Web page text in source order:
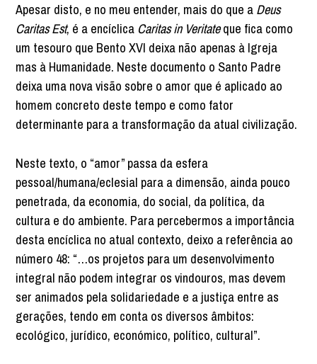
Apesar disto, e no meu entender, mais do que a Deus
Caritas Est, é a encíclica Caritas in Veritateque fica como
um tesouro que Bento XVI deixa não apenas à Igreja
mas à Humanidade. Neste documento o Santo Padre
deixa uma nova visão sobre o amor que é aplicado ao
homem concreto deste tempo e como fator
determinante para a transformação da atual civilização.
Neste texto, o “amor” passa da esfera
pessoal/humana/eclesial para a dimensão, ainda pouco
penetrada, da economia, do social, da política, da
cultura e do ambiente. Para percebermos a importância
desta encíclica no atual contexto, deixo a referência ao
número 48: “…os projetos para um desenvolvimento
integral não podem integrar os vindouros, mas devem
ser animados pela solidariedade e a justiça entre as
gerações, tendo em conta os diversos âmbitos:
ecológico, jurídico, económico, político, cultural”.